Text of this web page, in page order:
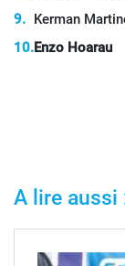
Kerman
Enzo
A lire aussi